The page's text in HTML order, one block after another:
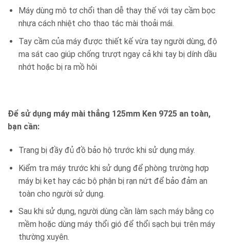
Máy dùng mô tơ chổi than dễ thay thế với tay cầm bọc
nhựa cách nhiệt cho thao tác mài thoải mái.
Tay cầm của máy được thiết kế vừa tay người dùng, độ
ma sát cao giúp chống trượt ngay cả khi tay bị dính dầu
nhớt hoặc bị ra mồ hôi
Để sử dụng máy mài thẳng 125mm Ken 9725 an toàn,
bạn cần:
Trang bị đầy đủ đồ bảo hộ trước khi sử dụng máy.
Kiểm tra máy trước khi sử dụng để phòng trường hợp
máy bị kẹt hay các bộ phận bị rạn nứt để bảo đảm an
toàn cho người sử dụng.
Sau khi sử dụng, người dùng cần làm sạch máy bằng cọ
mềm hoặc dùng máy thổi gió để thổi sạch bụi trên máy
thường xuyên.